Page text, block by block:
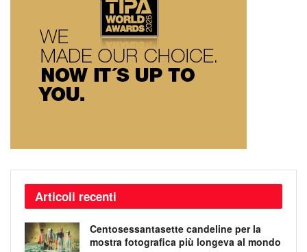
Articoli recenti
Centosessantasette candeline per la
mostra fotografica più longeva al mondo